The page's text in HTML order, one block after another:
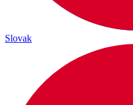
Slovak